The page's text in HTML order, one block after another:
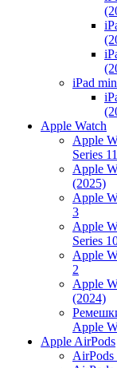
iPad
Apple Watch
Apple
Series 11
Apple
(2025)
Apple
3
Apple
Series
Apple
2
Apple
(2024)
Apple
Apple AirPods
AirPods